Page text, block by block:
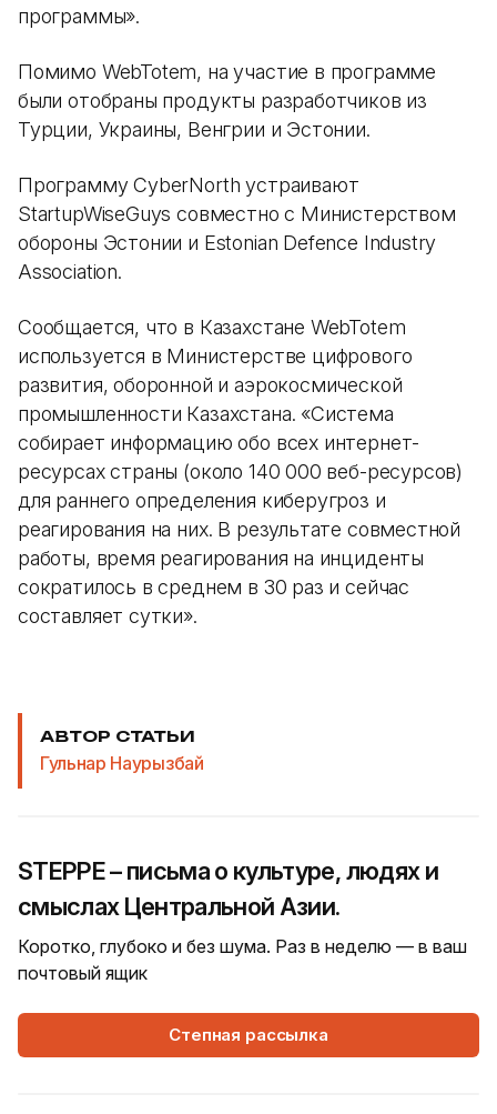
программы».
Помимо WebTotem, на участие в программе
были отобраны продукты разработчиков из
Турции, Украины, Венгрии и Эстонии.
Программу CyberNorth устраивают
StartupWiseGuys совместно с Министерством
обороны Эстонии и Estonian Defence Industry
Association.
Сообщается, что в Казахстане WebTotem
используется в Министерстве цифрового
развития, оборонной и аэрокосмической
промышленности Казахстана. «Система
собирает информацию обо всех интернет-
ресурсах страны (около 140 000 веб-ресурсов)
для раннего определения киберугроз и
реагирования на них. В результате совместной
работы, время реагирования на инциденты
сократилось в среднем в 30 раз и сейчас
составляет сутки».
АВТОР СТАТЬИ
Гульнар Наурызбай
STEPPE – письма о культуре, людях и
смыслах Центральной Азии.
Коротко, глубоко и без шума. Раз в неделю — в ваш
почтовый ящик
Степная рассылка